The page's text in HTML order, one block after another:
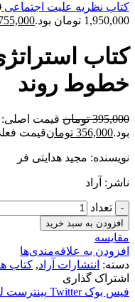
کتاب نظریه علیت اجتماعی
1,950,000 تومان بود.
کتاب
خطوط روند
395,000 تومان
بود.356,000 تومانقیمت فعلی: 356,000
نویسنده: مجید هدایتی فر
ناشر: آراد
تعداد
افزودن به سبد خرید
مقایسه
افزودن به علاقه‌مندی‌ها
دسته: انتشارات آراد, کتاب
اشتراک گذاری
فیس بوک Twitter پینترست